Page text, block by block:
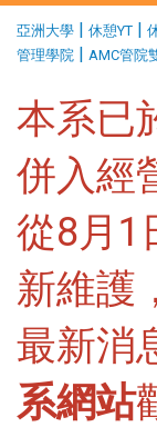
亞洲大學 | 休憩YT |
管理學院 | AMC管院
本系已
併入經
從8月1
新維護
最新消
系網站